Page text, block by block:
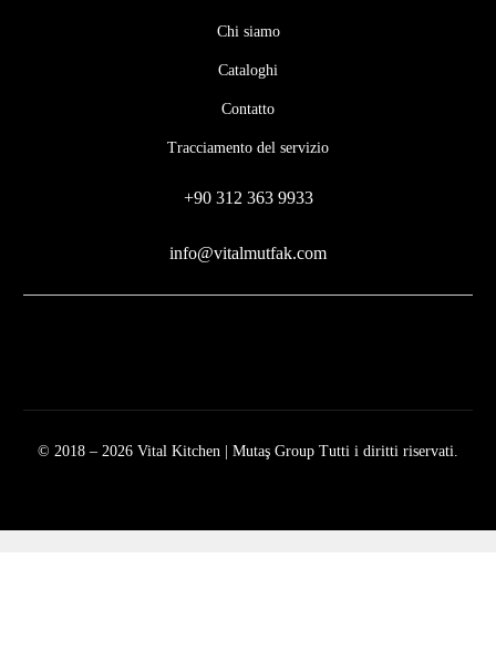
Chi siamo
Cataloghi
Contatto
Tracciamento del servizio
+90 312 363 9933
info@vitalmutfak.com
© 2018 – 2026 Vital Kitchen | Mutaş Group Tutti i diritti riservati.